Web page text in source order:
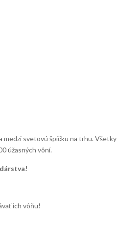
medzi svetovú špičku na trhu. Všetky
úžasných vôní.
ich vôňu!